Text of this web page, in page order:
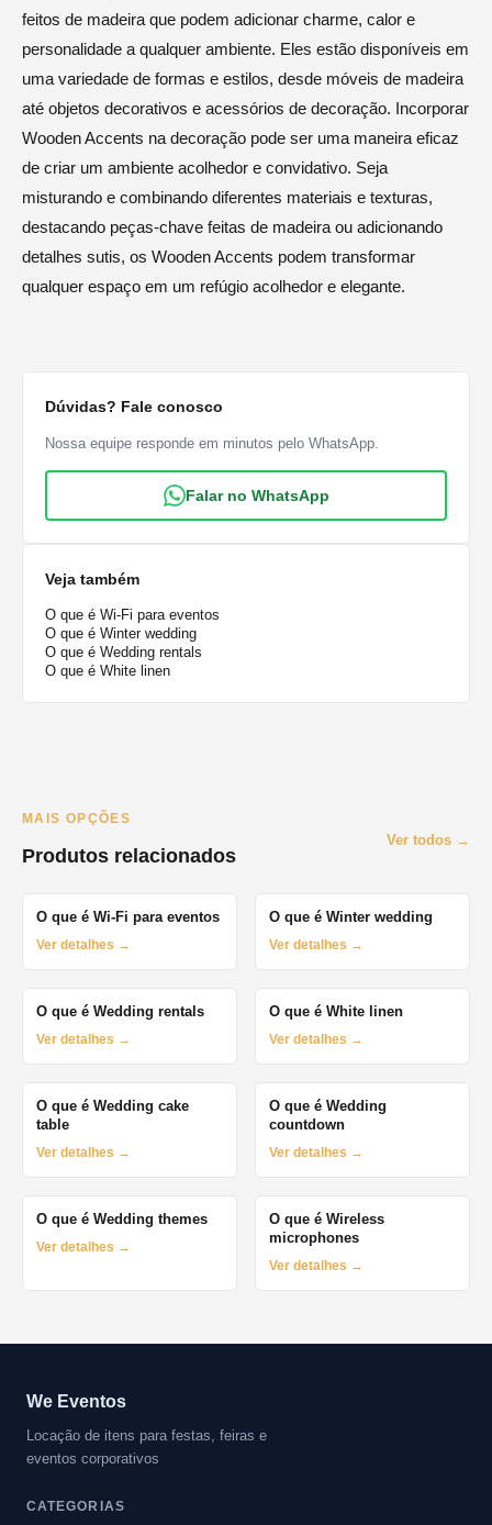
feitos de madeira que podem adicionar charme, calor e
personalidade a qualquer ambiente. Eles estão disponíveis em
uma variedade de formas e estilos, desde móveis de madeira
até objetos decorativos e acessórios de decoração. Incorporar
Wooden Accents na decoração pode ser uma maneira eficaz
de criar um ambiente acolhedor e convidativo. Seja
misturando e combinando diferentes materiais e texturas,
destacando peças-chave feitas de madeira ou adicionando
detalhes sutis, os Wooden Accents podem transformar
qualquer espaço em um refúgio acolhedor e elegante.
Dúvidas? Fale conosco
Nossa equipe responde em minutos pelo WhatsApp.
Falar no WhatsApp
Veja também
O que é Wi-Fi para eventos
O que é Winter wedding
O que é Wedding rentals
O que é White linen
MAIS OPÇÕES
Produtos relacionados
Ver todos →
O que é Wi-Fi para eventos
Ver detalhes →
O que é Winter wedding
Ver detalhes →
O que é Wedding rentals
Ver detalhes →
O que é White linen
Ver detalhes →
O que é Wedding cake
table
Ver detalhes →
O que é Wedding
countdown
Ver detalhes →
O que é Wedding themes
Ver detalhes →
O que é Wireless
microphones
Ver detalhes →
We Eventos
Locação de itens para festas, feiras e
eventos corporativos
CATEGORIAS